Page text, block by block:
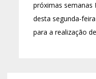
próximas semanas
desta segunda-
para a realização